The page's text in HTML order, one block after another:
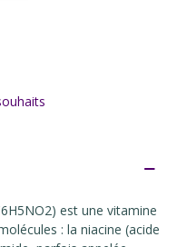
est une vitamine
: la niacine (acide